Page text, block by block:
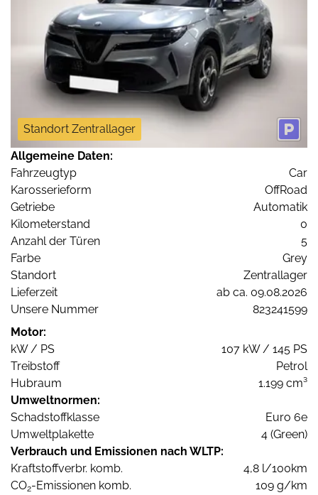
Standort Zentrallager
Allgemeine Daten:
Fahrzeugtyp
Car
Karosserieform
OffRoad
Getriebe
Automatik
Kilometerstand
0
Anzahl der Türen
5
Farbe
Grey
Standort
Zentrallager
Lieferzeit
ab ca. 09.08.2026
Unsere Nummer
823241599
Motor:
kW / PS
107 kW / 145 PS
Treibstoff
Petrol
Hubraum
1.199 cm³
Umweltnormen:
Schadstoffklasse
Euro 6e
Umweltplakette
4 (Green)
Verbrauch und Emissionen nach WLTP:
Kraftstoffverbr. komb.
4,8 l/100km
CO2-Emissionen komb.
109 g/km